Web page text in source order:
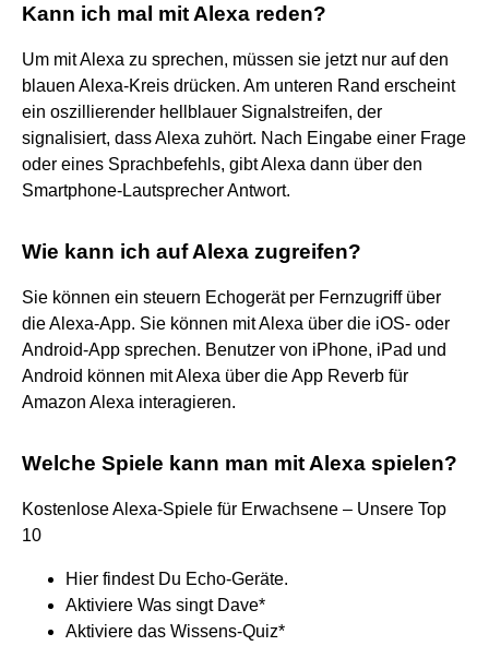
Kann ich mal mit Alexa reden?
Um mit Alexa zu sprechen, müssen sie jetzt nur auf den
blauen Alexa-Kreis drücken. Am unteren Rand erscheint
ein oszillierender hellblauer Signalstreifen, der
signalisiert, dass Alexa zuhört. Nach Eingabe einer Frage
oder eines Sprachbefehls, gibt Alexa dann über den
Smartphone-Lautsprecher Antwort.
Wie kann ich auf Alexa zugreifen?
Sie können ein steuern Echogerät per Fernzugriff über
die Alexa-App. Sie können mit Alexa über die iOS- oder
Android-App sprechen. Benutzer von iPhone, iPad und
Android können mit Alexa über die App Reverb für
Amazon Alexa interagieren.
Welche Spiele kann man mit Alexa spielen?
Kostenlose Alexa-Spiele für Erwachsene – Unsere Top
10
Hier findest Du Echo-Geräte.
Aktiviere Was singt Dave*
Aktiviere das Wissens-Quiz*